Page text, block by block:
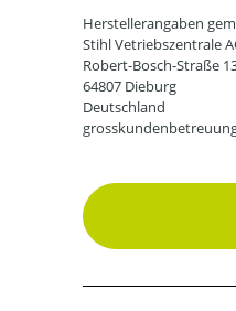
Herstellerangaben
Stihl Vetriebszentrale
Robert-Bosch-Straße
64807 Dieburg
Deutschland